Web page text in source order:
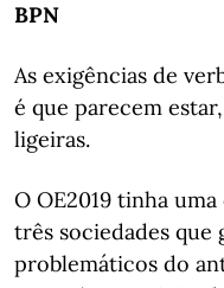
BPN
As exigências de
é que parecem
ligeiras.
O OE2019 tinha
três sociedades que
problemáticos do